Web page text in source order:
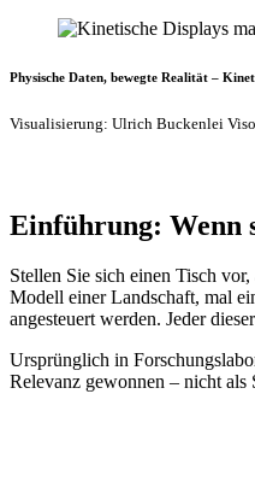
Physische Daten, bewegte Realität –
Visualisierung: Ulrich Buckenlei
Einführung: Wenn
Stellen Sie sich einen Tisch
Modell einer Landschaft, mal
angesteuert werden. Jeder
Ursprünglich in
Relevanz gewonnen – nicht als